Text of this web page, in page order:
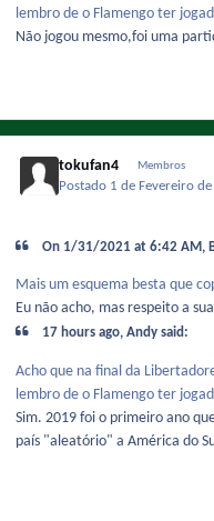
lembro de o Flamengo ter
Não jogou mesmo,foi uma
tokufan4 Membros
Postado 1 de Fevereiro
On 1/31/2021 at 6:42 AM,
Mais um esquema besta que
Eu não acho, mas respeito a
17 hours ago, Andy said:
Acho que na final da
lembro de o Flamengo ter
Sim. 2019 foi o primeiro ano
país "aleatório" a América do